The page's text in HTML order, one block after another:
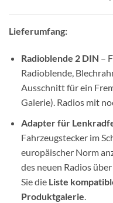
Lieferumfang:
Radioblende 2 DIN –
Radioblende,
Ausschnitt für ein
Galerie). Radios mit
Adapter für
Fahrzeugstecker im
europäischer Norm
des neuen Radios
Sie die Liste
Produktgalerie